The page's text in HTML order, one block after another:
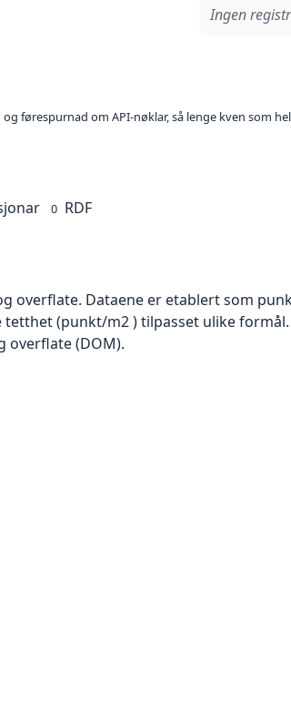
Ingen
førespurnad om API-nøklar, så lenge kven som
0 RDF
overflate. Dataene er etablert som
(punkt/m2 ) tilpasset ulike
overflate (DOM).